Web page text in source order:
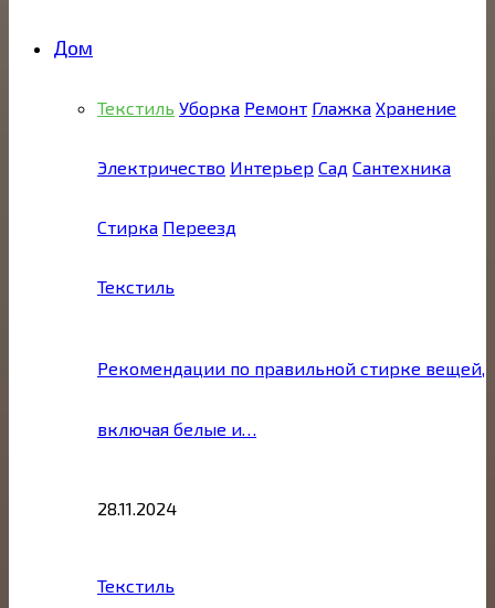
Дом
Текстиль Уборка Ремонт Глажка Хранение
Электричество Интерьер Сад Сантехника
Стирка Переезд
Текстиль
Рекомендации по правильной стирке вещей,
включая белые и…
28.11.2024
Текстиль